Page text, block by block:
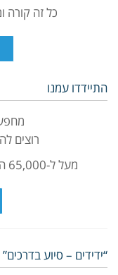
כל זה
התיידדו עמנו
רוצים
מעל ל-65,000 המתנדבים והמתנדבות מחכים לכם!
“ידידים – סיוע